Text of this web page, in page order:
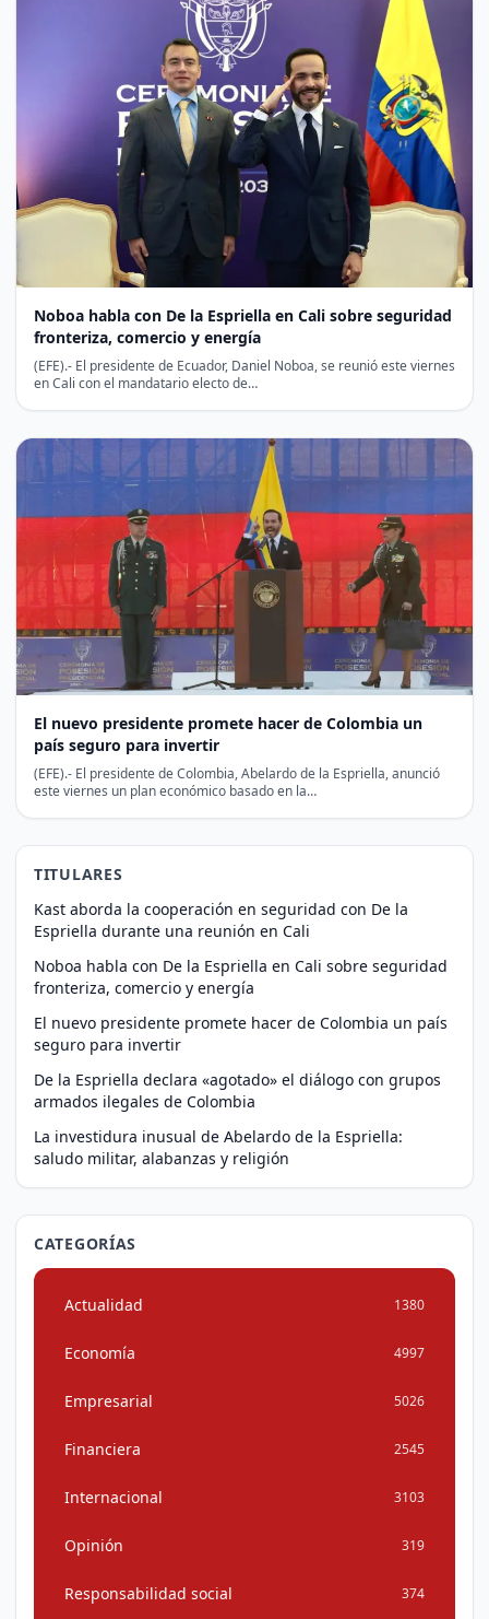
Noboa habla con De la Espriella en Cali sobre seguridad
fronteriza, comercio y energía
(EFE).- El presidente de Ecuador, Daniel Noboa, se reunió este viernes
en Cali con el mandatario electo de…
El nuevo presidente promete hacer de Colombia un
país seguro para invertir
(EFE).- El presidente de Colombia, Abelardo de la Espriella, anunció
este viernes un plan económico basado en la…
TITULARES
Kast aborda la cooperación en seguridad con De la
Espriella durante una reunión en Cali
Noboa habla con De la Espriella en Cali sobre seguridad
fronteriza, comercio y energía
El nuevo presidente promete hacer de Colombia un país
seguro para invertir
De la Espriella declara «agotado» el diálogo con grupos
armados ilegales de Colombia
La investidura inusual de Abelardo de la Espriella:
saludo militar, alabanzas y religión
CATEGORÍAS
Actualidad 1380
Economía 4997
Empresarial 5026
Financiera 2545
Internacional 3103
Opinión 319
Responsabilidad social 374